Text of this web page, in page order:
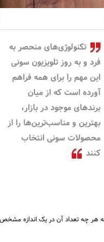
تکنولوژی‌های منحصر به
فرد و به روز تلویزیون سونی
این مهم را برای همه فراهم
آورده است که از میان
برندهای موجود در بازار،
بهترین و مناسب‌ترین‌ها را از
محصولات سونی انتخاب
کنند
هر چه تعداد آن در یک اندازه مشخص